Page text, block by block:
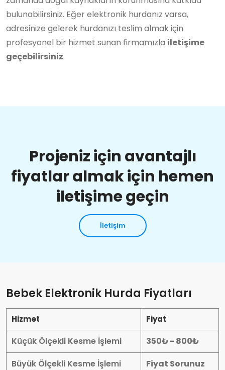
bulunabilirsiniz. Eğer elektronik hurdanız varsa,
adresinize gelerek hurdanızı teslim almak için
profesyonel bir hizmet sunan firmamızla iletişime
geçebilirsiniz.
Projeniz için avantajlı
fiyatlar almak için hemen
iletişime geçin
İletişim
Bebek Elektronik Hurda Fiyatları
Hizmet Fiyat
Küçük Ölçekli Kesme İşlemi
350₺ - 800₺
Büyük Ölçekli Kesme İşlemi
Fiyat Sorunuz